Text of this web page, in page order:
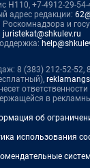
Н110, +7-4912-29-54-
адрес редакции:
и
juristekat@shkulev.ru
8 (383) 212-52-52,
в
об
использования